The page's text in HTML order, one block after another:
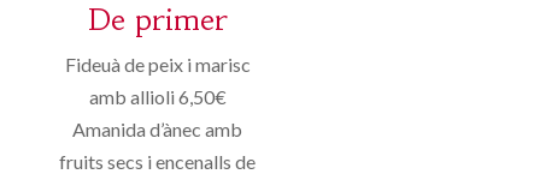
De primer
Fideuà de peix i marisc
amb allioli 6,50€
Amanida d’ànec amb
fruits secs i encenalls de